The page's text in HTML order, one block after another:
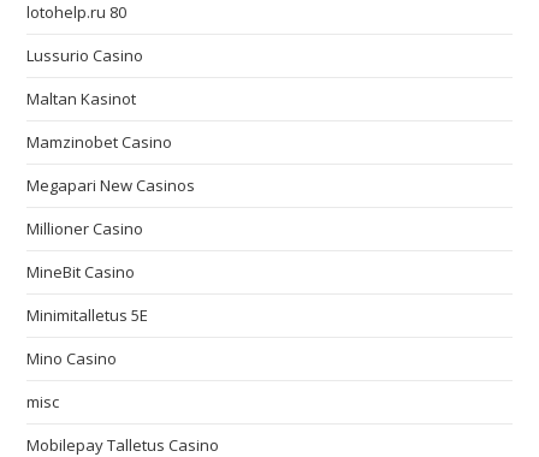
lotohelp.ru 80
Lussurio Casino
Maltan Kasinot
Mamzinobet Casino
Megapari New Casinos
Millioner Casino
MineBit Casino
Minimitalletus 5E
Mino Casino
misc
Mobilepay Talletus Casino